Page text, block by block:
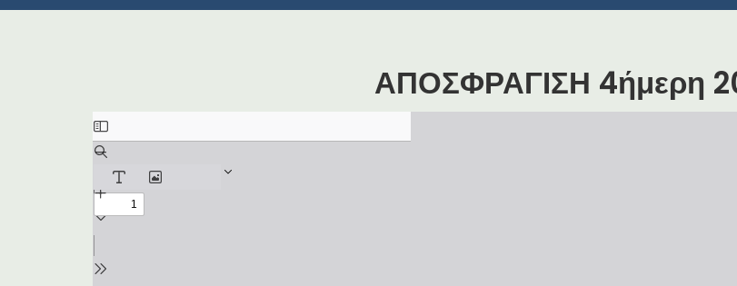
ΑΠΟΣΦΡΑΓΙΣΗ 4ήμερη